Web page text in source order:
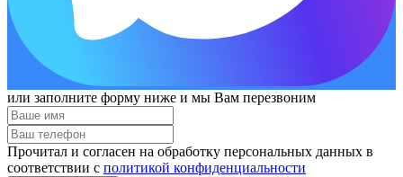
или заполните форму ниже и мы Вам перезвоним
Прочитал и согласен на обработку персональных данных в
соответствии с политикой конфиденциальности